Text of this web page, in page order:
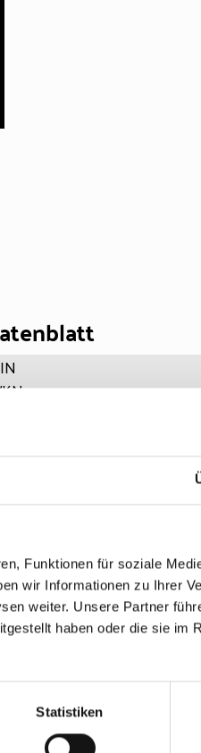
Funktionen für soziale
wir Informationen zu Ihrer
weiter. Unsere Partner
haben oder die sie im
Statistiken
& Risiken